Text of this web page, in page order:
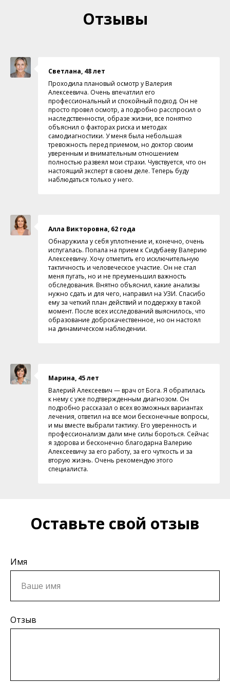
Отзывы
Светлана, 48 лет
Проходила плановый осмотр у Валерия
Алексеевича. Очень впечатлил его
профессиональный и спокойный подход. Он не
просто провел осмотр, а подробно расспросил о
наследственности, образе жизни, все понятно
объяснил о факторах риска и методах
самодиагностики. У меня была небольшая
тревожность перед приемом, но доктор своим
уверенным и внимательным отношением
полностью развеял мои страхи. Чувствуется, что он
настоящий эксперт в своем деле. Теперь буду
наблюдаться только у него.
Алла Викторовна, 62 года
Обнаружила у себя уплотнение и, конечно, очень
испугалась. Попала на прием к Сидубаеву Валерию
Алексеевичу. Хочу отметить его исключительную
тактичность и человеческое участие. Он не стал
меня пугать, но и не преуменьшил важность
обследования. Внятно объяснил, какие анализы
нужно сдать и для чего, направил на УЗИ. Спасибо
ему за четкий план действий и поддержку в такой
момент. После всех исследований выяснилось, что
образование доброкачественное, но он настоял
на динамическом наблюдении.
Марина, 45 лет
Валерий Алексеевич — врач от Бога. Я обратилась
к нему с уже подтвержденным диагнозом. Он
подробно рассказал о всех возможных вариантах
лечения, ответил на все мои бесконечные вопросы,
и мы вместе выбрали тактику. Его уверенность и
профессионализм дали мне силы бороться. Сейчас
я здорова и бесконечно благодарна Валерию
Алексеевичу за его работу, за его чуткость и за
вторую жизнь. Очень рекомендую этого
специалиста.
Оставьте свой отзыв
Имя
Отзыв